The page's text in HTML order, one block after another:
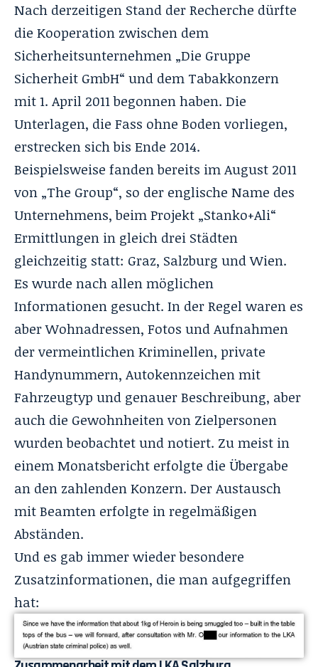
Nach derzeitigen Stand der Recherche dürfte
die Kooperation zwischen dem
Sicherheitsunternehmen „Die Gruppe
Sicherheit GmbH“ und dem Tabakkonzern
mit 1. April 2011 begonnen haben. Die
Unterlagen, die Fass ohne Boden vorliegen,
erstrecken sich bis Ende 2014.
Beispielsweise fanden bereits im August 2011
von „The Group“, so der englische Name des
Unternehmens, beim Projekt „Stanko+Ali“
Ermittlungen in gleich drei Städten
gleichzeitig statt: Graz, Salzburg und Wien.
Es wurde nach allen möglichen
Informationen gesucht. In der Regel waren es
aber Wohnadressen, Fotos und Aufnahmen
der vermeintlichen Kriminellen, private
Handynummern, Autokennzeichen mit
Fahrzeugtyp und genauer Beschreibung, aber
auch die Gewohnheiten von Zielpersonen
wurden beobachtet und notiert. Zu meist in
einem Monatsbericht erfolgte die Übergabe
an den zahlenden Konzern. Der Austausch
mit Beamten erfolgte in regelmäßigen
Abständen.
Und es gab immer wieder besondere
Zusatzinformationen, die man aufgegriffen
hat: